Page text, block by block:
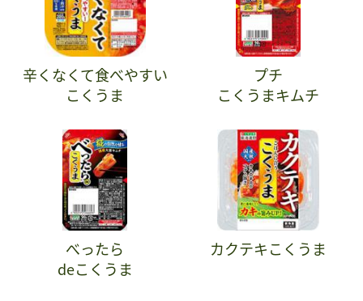
辛くなくて食べやすい
こくうま
プチ
こくうまキムチ
べったら
deこくうま
カクテキこくうま